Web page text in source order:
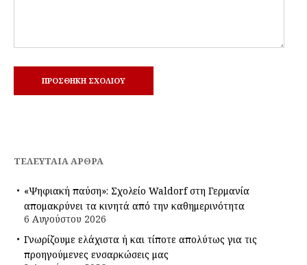
ΤΕΛΕΥΤΑΊΑ ΆΡΘΡΑ
«Ψηφιακή παύση»: Σχολείο Waldorf στη Γερμανία
απομακρύνει τα κινητά από την καθημερινότητα
6 Αυγούστου 2026
Γνωρίζουμε ελάχιστα ή και τίποτε απολύτως για τις
προηγούμενες ενσαρκώσεις μας